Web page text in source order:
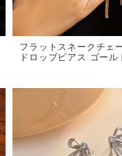
フラットスネークチェ
ドロップピアス ゴー